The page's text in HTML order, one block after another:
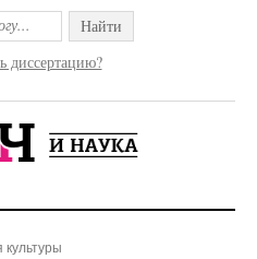
Найти
диссертацию?
культуры